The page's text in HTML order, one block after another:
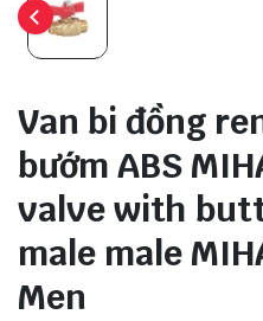
Van bi đồng
bướm ABS
valve with
male male
Men